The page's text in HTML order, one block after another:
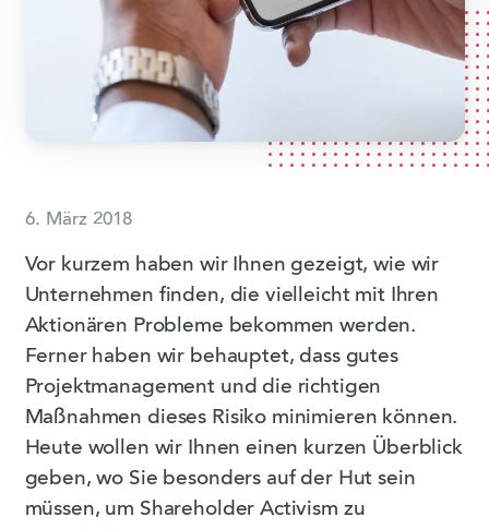
6. März 2018
Vor kurzem haben wir Ihnen gezeigt, wie wir
Unternehmen finden, die vielleicht mit Ihren
Aktionären Probleme bekommen werden.
Ferner haben wir behauptet, dass gutes
Projektmanagement und die richtigen
Maßnahmen dieses Risiko minimieren können.
Heute wollen wir Ihnen einen kurzen Überblick
geben, wo Sie besonders auf der Hut sein
müssen, um Shareholder Activism zu